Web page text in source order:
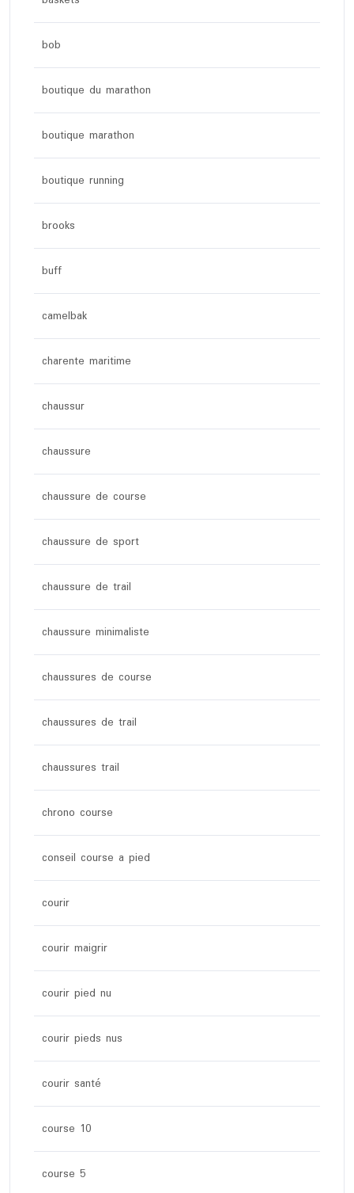
bob
boutique du marathon
boutique marathon
boutique running
brooks
buff
camelbak
charente maritime
chaussur
chaussure
chaussure de course
chaussure de sport
chaussure de trail
chaussure minimaliste
chaussures de course
chaussures de trail
chaussures trail
chrono course
conseil course a pied
courir
courir maigrir
courir pied nu
courir pieds nus
courir santé
course 10
course 5